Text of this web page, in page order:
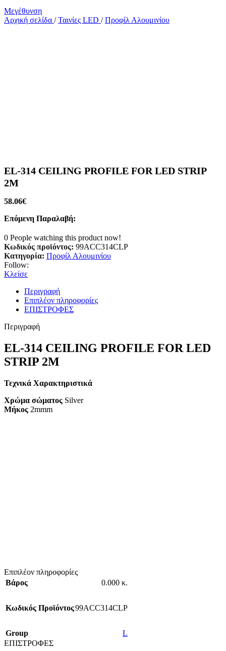
Μεγέθυνση
Αρχική σελίδα / Ταινίες LED / Προφίλ Αλουμινίου
EL-314 CEILING PROFILE FOR LED STRIP
2M
58.06€
Επόμενη Παραλαβή:
0 People watching this product now!
Κωδικός προϊόντος: 99ACC314CLP
Κατηγορία: Προφίλ Αλουμινίου
Follow:
Κλείσε
Περιγραφή
Επιπλέον πληροφορίες
ΕΠΙΣΤΡΟΦΕΣ
Περιγραφή
EL-314 CEILING PROFILE FOR LED
STRIP 2M
Τεχνικά Χαρακτηριστικά
Χρώμα σώματος Silver
Μήκος 2mmm
Επιπλέον πληροφορίες
Βάρος
0.000 κ.
Κωδικός Προϊόντος99ACC314CLP
Group
L
ΕΠΙΣΤΡΟΦΕΣ